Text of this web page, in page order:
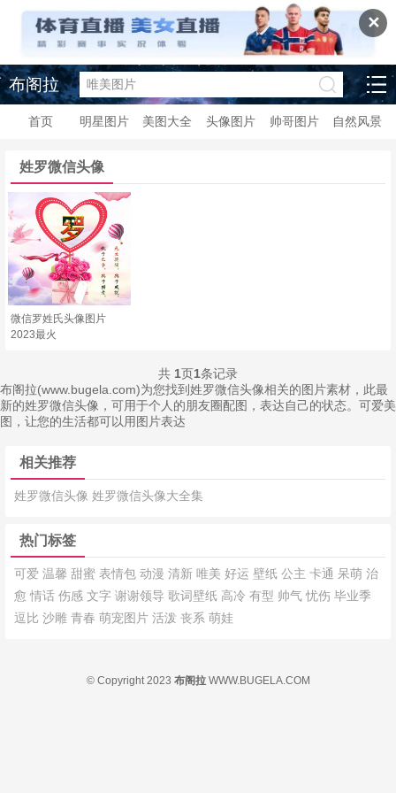
✕
布阁拉
首页 明星图片 美图大全 头像图片 帅哥图片 自然风景
姓罗微信头像
微信罗姓氏头像图片
2023最火
共 1页1条记录
布阁拉(www.bugela.com)为您找到姓罗微信头像相关的图片素材，此最
新的姓罗微信头像，可用于个人的朋友圈配图，表达自己的状态。可爱美
图，让您的生活都可以用图片表达
相关推荐
姓罗微信头像 姓罗微信头像大全集
热门标签
可爱 温馨 甜蜜 表情包 动漫 清新 唯美 好运 壁纸 公主 卡通 呆萌 治
愈 情话 伤感 文字 谢谢领导 歌词壁纸 高冷 有型 帅气忧伤 毕业季
逗比 沙雕 青春 萌宠图片 活泼 丧系 萌娃
© Copyright 2023 布阁拉WWW.BUGELA.COM